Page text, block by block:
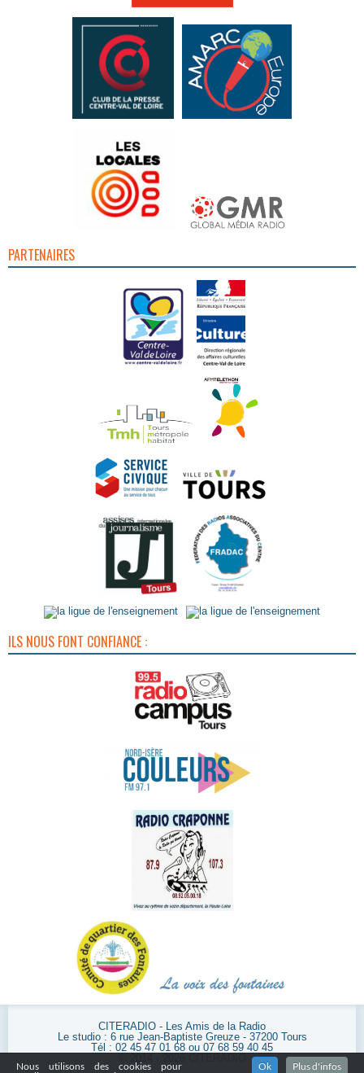
PARTENAIRES
ILS NOUS FONT CONFIANCE :
CITERADIO - Les Amis de la Radio
Le studio : 6 rue Jean-Baptiste Greuze - 37200 Tours
Tél : 02 45 47 01 68 ou 07 68 59 40 45
Nous utilisons des cookies pour
Ok Plus d'infos